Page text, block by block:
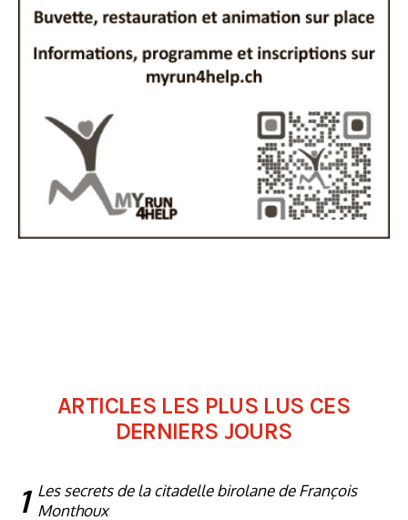
ARTICLES LES PLUS LUS CES
DERNIERS JOURS
1 Les secrets de la citadelle birolane de François
Monthoux